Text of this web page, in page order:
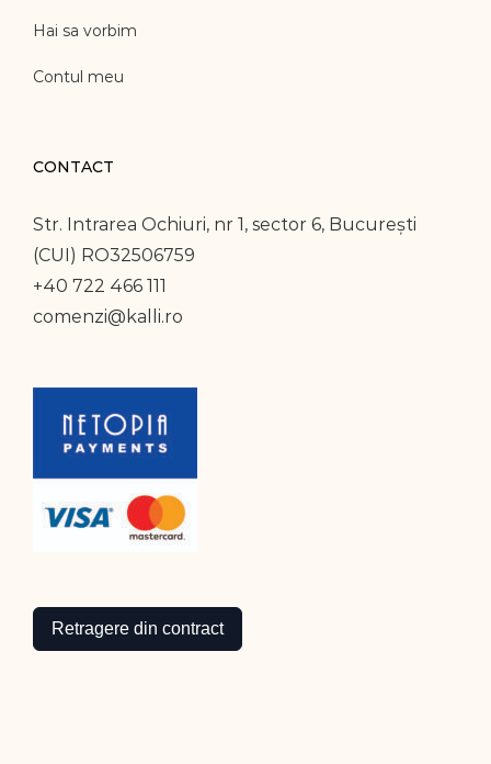
Hai sa vorbim
Contul meu
CONTACT
Str. Intrarea Ochiuri, nr 1, sector 6, București
(CUI) RO32506759
+40 722 466 111
comenzi@kalli.ro
Retragere din contract